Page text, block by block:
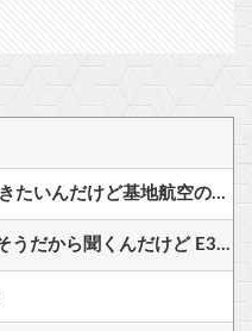
【艦これ】E5クリアした人に聞きたいんだけど基地航空の熟練度どうしてた？
【艦これ】みんなもう終わってそうだから聞くんだけど E3-2ってサブの穴が空いてないダイハツ駆逐並べて 高速＋とかしてるとアホほど時間かかる？